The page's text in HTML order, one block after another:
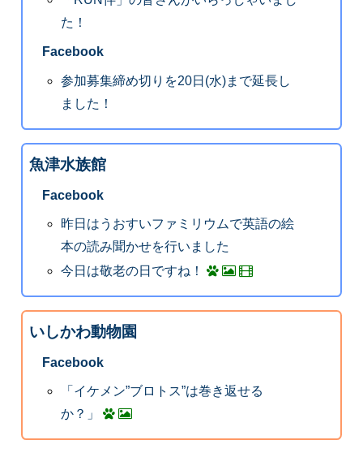
た！
Facebook
参加募集締め切りを20日(水)まで延長し
ました！
魚津水族館
Facebook
昨日はうおすいファミリウムで英語の絵
本の読み聞かせを行いました
今日は敬老の日ですね！
いしかわ動物園
Facebook
「イケメン”ブロトス”は巻き返せる
か？」